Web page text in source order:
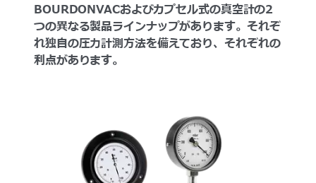
BOURDONVACおよびカプセル式の真空計の2
つの異なる製品ラインナップがあります。それぞ
れ独自の圧力計測方法を備えており、それぞれの
利点があります。